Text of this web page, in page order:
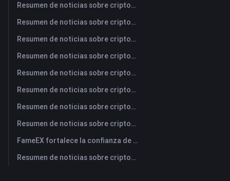
Resumen de noticias sobre criptomonedas de FameEX de hoy | 7 de agosto de 2026
Resumen de noticias sobre criptomonedas de FameEX de hoy | 6 de agosto de 2026
Resumen de noticias sobre criptomonedas de FameEX de hoy | 5 de agosto de 2026
Resumen de noticias sobre criptomonedas de FameEX de hoy | 4 de agosto de 2026
Resumen de noticias sobre criptomonedas de FameEX de hoy | 3 de agosto de 2026
Resumen de noticias sobre criptomonedas de FameEX de hoy | 31 de julio de 2026
Resumen de noticias sobre criptomonedas de FameEX de hoy | 30 de julio de 2026
Resumen de noticias sobre criptomonedas de FameEX de hoy | 29 de julio de 2026
FameEX fortalece la confianza de los usuarios a través de ocho años de operaciones estables y crecimiento global
Resumen de noticias sobre criptomonedas de FameEX de hoy | 28 de julio de 2026